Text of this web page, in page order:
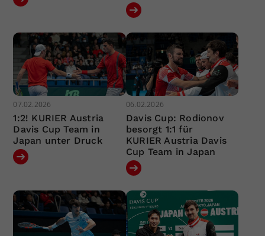
07.02.2026
1:2! KURIER Austria
Davis Cup Team in
Japan unter Druck
06.02.2026
Davis Cup: Rodionov
besorgt 1:1 für
KURIER Austria Davis
Cup Team in Japan